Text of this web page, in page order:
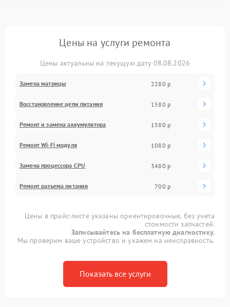
Цены на услуги ремонта
Цены актуальны на текущую дату 08.08.2026
Замена матрицы 2280 р
Восстановление цепи питания 1580 р
Ремонт и замена аккумулятора 1580 р
Ремонт Wi-Fi модуля 1080 р
Замена процессора CPU 3480 р
Ремонт разъема питания 700 р
Цены в прайс-листе указаны ориентировочные, без учета
стоимости запчастей.
Записывайтесь на бесплатную диагностику.
Мы проверим ваше устройство и укажем на неисправность.
Показать все услуги